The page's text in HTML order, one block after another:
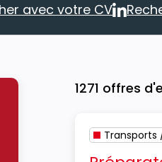
Rechercher avec
avec votre CV
1271 offres
Transports